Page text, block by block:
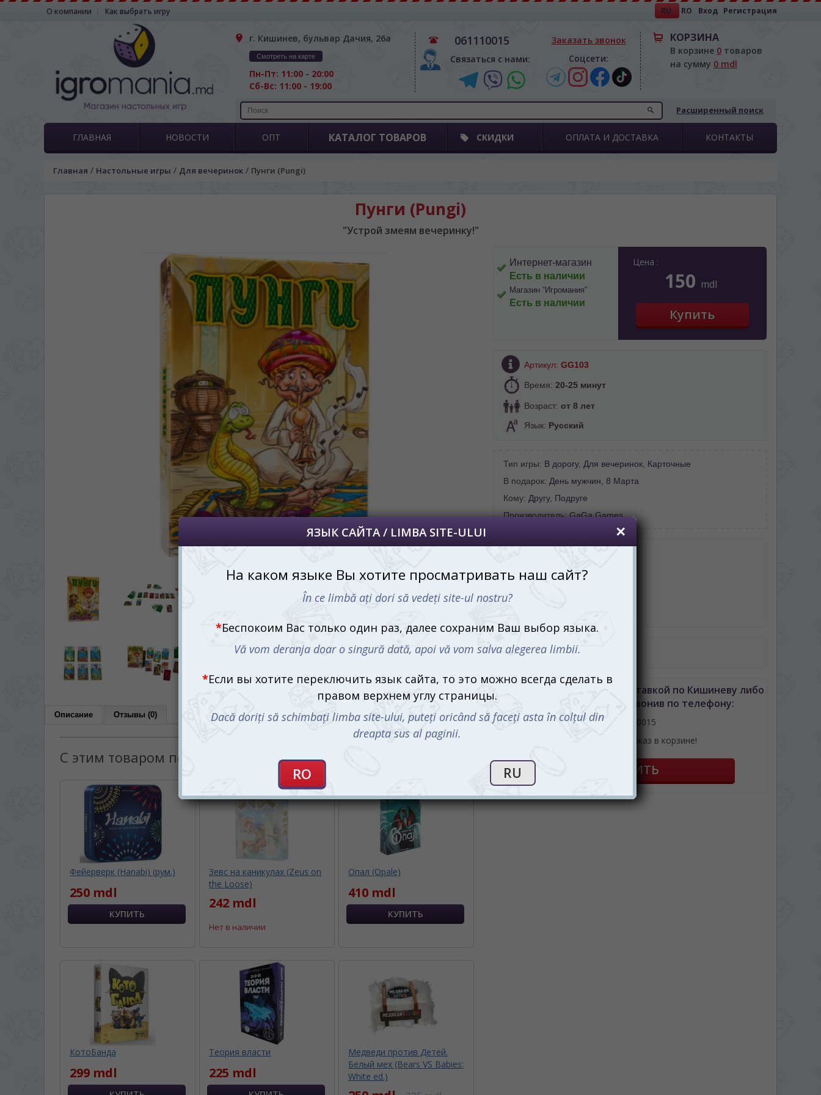
О компании Как выбрать игру RU RO Вход Регистрация
г. Кишинев, бульвар Дачия, 26а
Смотреть на карте
Пн-Пт: 11:00 - 20:00
Сб-Вс: 11:00 - 19:00
061110015
Связаться с нами:
Заказать звонок
Соцсети:
КОРЗИНА
В корзине 0товаров
на сумму 0 mdl
Расширенный поиск
ГЛАВНАЯ НОВОСТИ ОПТ КАТАЛОГ ТОВАРОВ СКИДКИ ОПЛАТА И ДОСТАВКА КОНТАКТЫ
Главная / Настольные игры / Для вечеринок / Пунги (Pungi)
Пунги (Pungi)
"Устрой змеям вечеринку!"
Описание Отзывы (0)
С этим товаром покупают:
Фейерверк (Hanabi) (рум.)
250 mdl
Зевс на каникулах (Zeus on
the Loose)
242 mdl
Нет в наличии
Опал (Opale)
410 mdl
КотоБанда
299 mdl
Теория власти
225 mdl
Медведи против Детей.
Белый мех (Bears VS Babies:
White ed.)
Цена :
150 mdl
Интернет-магазин
Есть в наличии
Магазин “Игромания”
Есть в наличии
Артикул: GG103
Время: 20-25 минут
Возраст: от 8 лет
Язык: Русский
Тип игры: В дорогу, Для вечеринок, Карточные
В подарок: День мужчин 8 Марта
Кому: Другу, Подруге
Производитель:GaGa Games
Что в коробке
60 карт животных
37 карт змей
Правила игры в PDF
Купить Пунги (Pungi) с доставкой по Кишиневу либо
Молдове можно позвонив по телефону:
061110015
или оформив заказ в корзине!
ЯЗЫК САЙТА / LIMBA SITE-ULUI
На каком языке Вы хотите просматривать наш сайт?
În ce limbă ați dori să vedeți site-ul nostru?
Беспокоим Вас только один раз, далее сохраним Ваш выбор языка.
Vă vom deranja doar o singură dată, apoi vă vom salva alegerea limbii.
Если вы хотите переключить язык сайта, то это можно всегда сделать в
правом верхнем углу страницы.
Dacă doriți să schimbați limba site-ului, puteți oricând să faceți asta în colțul din
dreapta sus al paginii.
RO RU